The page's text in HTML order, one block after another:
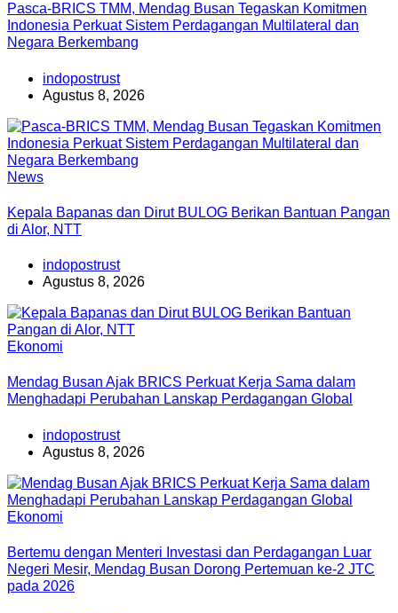
Pasca-BRICS TMM, Mendag Busan Tegaskan Komitmen
Indonesia Perkuat Sistem Perdagangan Multilateral dan
Negara Berkembang
indopostrust
Agustus 8, 2026
News
Kepala Bapanas dan Dirut BULOG Berikan Bantuan Pangan
di Alor, NTT
indopostrust
Agustus 8, 2026
Ekonomi
Mendag Busan Ajak BRICS Perkuat Kerja Sama dalam
Menghadapi Perubahan Lanskap Perdagangan Global
indopostrust
Agustus 8, 2026
Ekonomi
Bertemu dengan Menteri Investasi dan Perdagangan Luar
Negeri Mesir, Mendag Busan Dorong Pertemuan ke-2 JTC
pada 2026